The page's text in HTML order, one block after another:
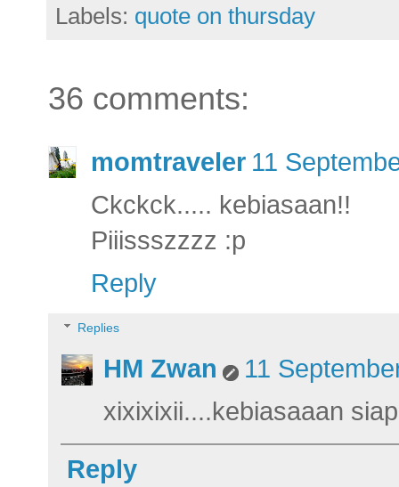
Labels: quote on thursday
36 comments:
momtraveler 11
Ckckck..... kebiasaan!!
Piiissszzzz :p
Reply
Replies
HM Zwan
11
xixixixii....kebiasaaan
Reply